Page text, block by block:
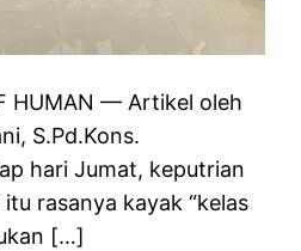
HUMAN — Artikel oleh
S.Pd.Kons.
hari Jumat, keputrian
rasanya kayak “kelas
[…]